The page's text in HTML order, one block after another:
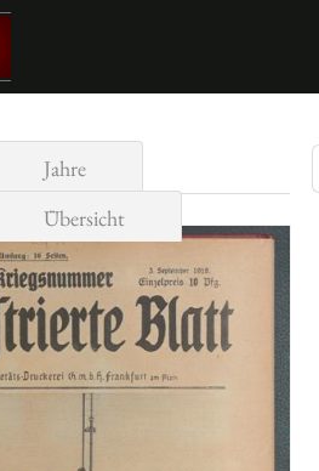
Jahre
Übersicht